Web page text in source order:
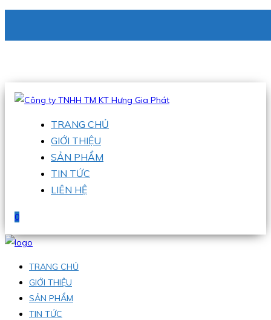
Hotline:0938 336 079
TRANG CHỦ
GIỚI THIỆU
SẢN PHẨM
TIN TỨC
LIÊN HỆ
0
TRANG CHỦ
GIỚI THIỆU
SẢN PHẨM
TIN TỨC